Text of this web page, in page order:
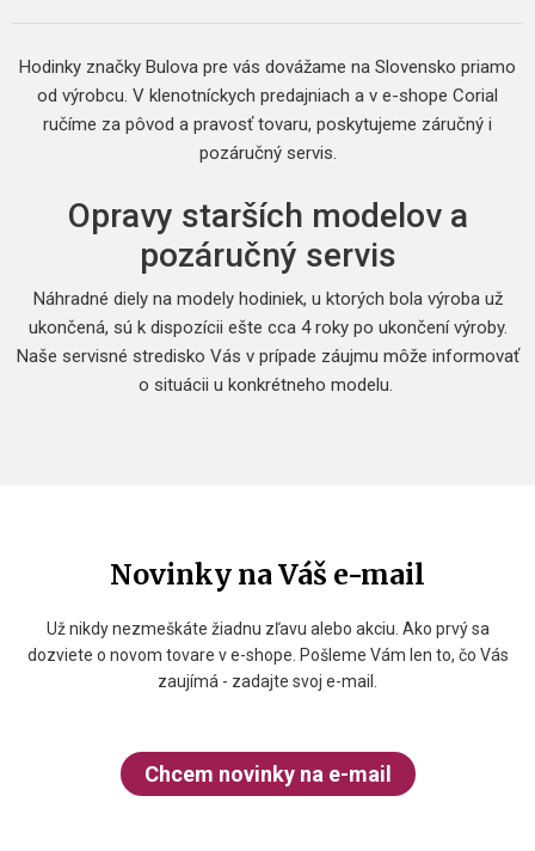
Hodinky značky Bulova pre vás dovážame na Slovensko priamo
od výrobcu. V klenotníckych predajniach a v e-shope Corial
ručíme za pôvod a pravosť tovaru, poskytujeme záručný i
pozáručný servis.
Opravy starších modelov a
pozáručný servis
Náhradné diely na modely hodiniek, u ktorých bola výroba už
ukončená, sú k dispozícii ešte cca 4 roky po ukončení výroby.
Naše servisné stredisko Vás v prípade záujmu môže informovať
o situácii u konkrétneho modelu.
Novinky na Váš e-mail
Už nikdy nezmeškáte žiadnu zľavu alebo akciu. Ako prvý sa
dozviete o novom tovare v e-shope. Pošleme Vám len to, čo Vás
zaujímá - zadajte svoj e-mail.
Chcem novinky na e-mail